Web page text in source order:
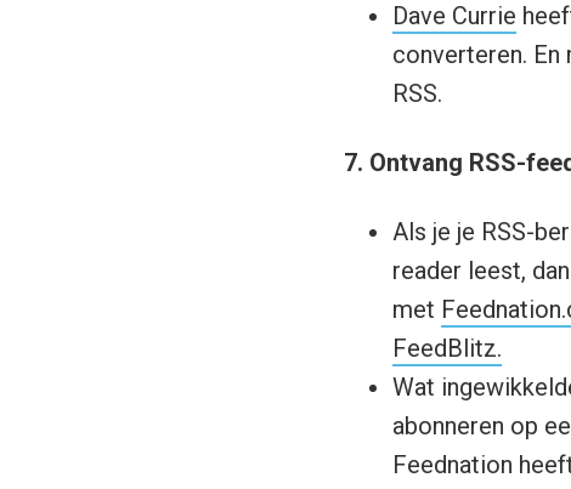
Dave Currie
converteren. En
RSS.
7. Ontvang RSS-
Als je je RSS-
reader leest,
met
FeedBlitz.
Wat
abonneren op
Feednation